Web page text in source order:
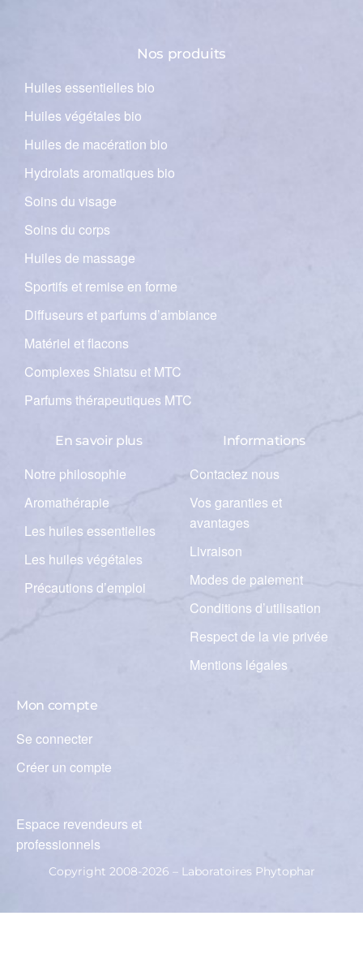
Nos produits
Huiles essentielles bio
Huiles végétales bio
Huiles de macération bio
Hydrolats aromatiques bio
Soins du visage
Soins du corps
Huiles de massage
Sportifs et remise en forme
Diffuseurs et parfums d’ambiance
Matériel et flacons
Complexes Shiatsu et MTC
Parfums thérapeutiques MTC
En savoir plus
Notre philosophie
Aromathérapie
Les huiles essentielles
Les huiles végétales
Précautions d’emploi
Informations
Contactez nous
Vos garanties et
avantages
Livraison
Modes de paiement
Conditions d’utilisation
Respect de la vie privée
Mentions légales
Mon compte
Se connecter
Créer un compte
Espace revendeurs et
professionnels
Copyright 2008-2026 – Laboratoires Phytophar